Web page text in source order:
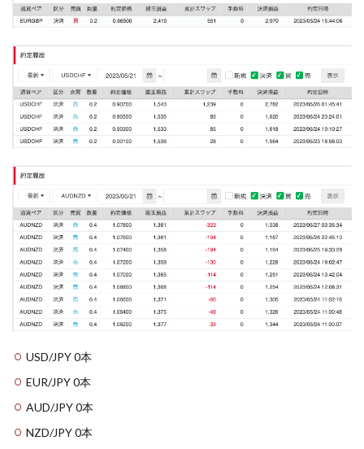
USD/JPY 0本
EUR/JPY 0本
AUD/JPY 0本
NZD/JPY 0本